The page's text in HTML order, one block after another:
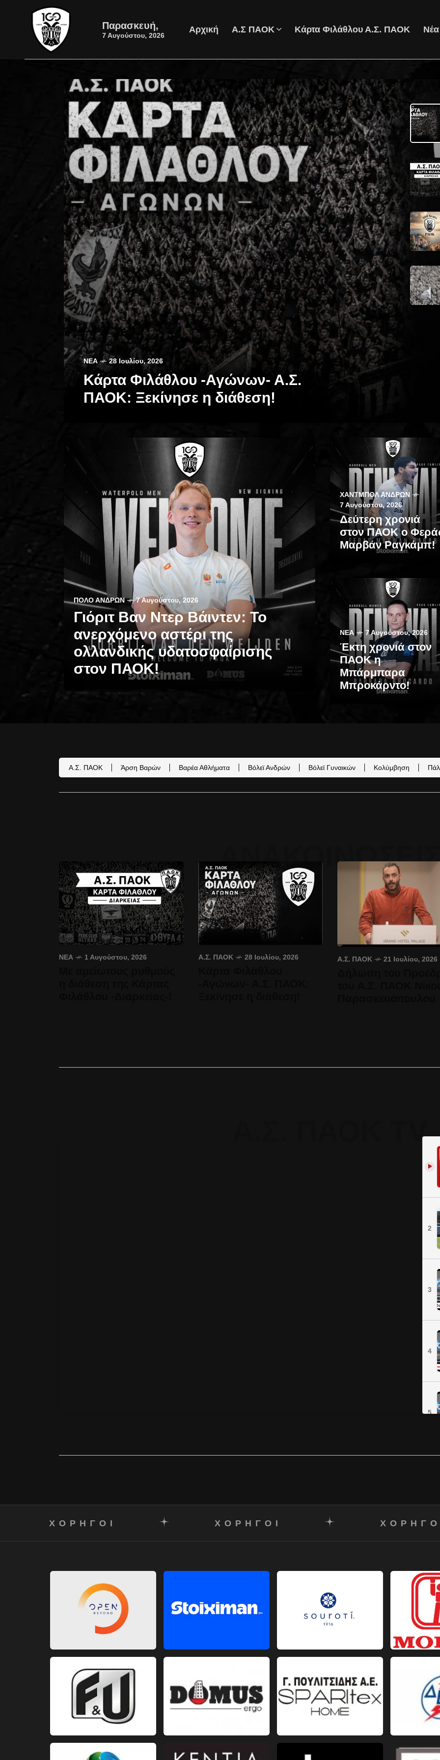
Παρασκευή,
7 Αυγούστου, 2026
Αρχική Α.Σ ΠΑΟΚ Κάρτα Φιλάθλου Α.Σ. ΠΑΟΚ Νέα
ΝΈΑ 28 Ιουλίου, 2026
Κάρτα Φιλάθλου -Αγώνων- Α.Σ.
ΠΑΟΚ: Ξεκίνησε η διάθεση!
ΠΌΛΟ ΑΝΔΡΏΝ 7 Αυγούστου, 2026
Γιόριτ Βαν Ντερ Βάιντεν: Το
ανερχόμενο αστέρι της
ολλανδικής υδατοσφαίρισης
στον ΠΑΟΚ!
ΧΆΝΤΜΠΟΛ ΑΝΔΡΏΝ
7 Αυγούστου, 2026
Δεύτερη χρονιά
στον ΠΑΟΚ ο
Μαρβάν Ραγκάμπ!
ΝΈΑ 7 Αυγούστου, 2026
Έκτη χρονιά στον
ΠΑΟΚ η
Μπάρμπαρα
Μπροκάρντο!
Α.Σ. ΠΑΟΚ Άρση Βαρών Βαρέα Αθλήματα Βόλεϊ Ανδρών Βόλεϊ Γυναικών Κολύμβηση
ΝΈΑ 1 Αυγούστου, 2026 Α.Σ. ΠΑΟΚ 28 Ιουλίου, 2026 Α.Σ. ΠΑΟΚ 21 Ιουλίου, 2026
Α.Σ. ΠΑΟΚ TV
2
3
4
5
ΧΟΡΗΓΟΙ ΧΟΡΗΓΟΙ